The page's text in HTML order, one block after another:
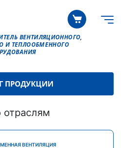
ВЕНТИЛЯЦИОННОГО,
И ТЕПЛООБМЕННОГО
ПРОДУКЦИИ
отраслям
ВЕНТИЛЯЦИЯ